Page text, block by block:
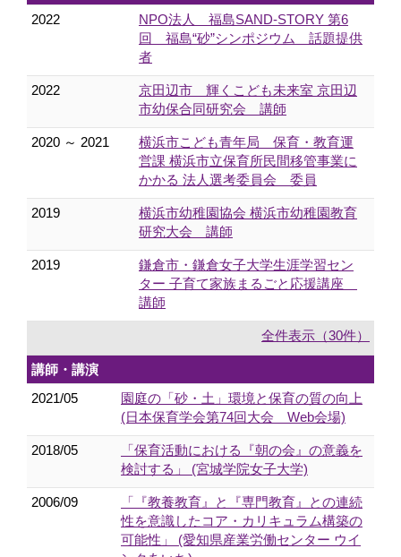
2022
NPO法人 福島SAND‐STORY 第6
回 福島“砂”シンポジウム 話題提供
者
2022
京田辺市 輝くこども未来室 京田辺
市幼保合同研究会 講師
2020 ～ 2021
横浜市こども青年局 保育・教育運
営課 横浜市立保育所民間移管事業に
かかる 法人選考委員会 委員
2019
横浜市幼稚園協会 横浜市幼稚園教育
研究大会 講師
2019
鎌倉市・鎌倉女子大学生涯学習セン
ター 子育て家族まるごと応援講座
講師
全件表示（30件）
講師・講演
2021/05
園庭の「砂・土」環境と保育の質の向上
(日本保育学会第74回大会 Web会場)
2018/05
「保育活動における『朝の会』の意義を
検討する」 (宮城学院女子大学)
2006/09
「『教養教育』と『専門教育』との連続
性を意識したコア・カリキュラム構築の
可能性」 (愛知県産業労働センター ウイ